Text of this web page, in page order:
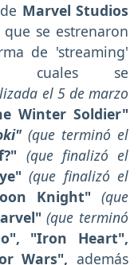
de Marvel Studios
se estrenaron
de 'streaming'
se
el 5 de marzo
Winter Soldier"
(que terminó el
(que finalizó el
(que finalizó el
Knight" (que
(que terminó
"Iron Heart",
Wars", además